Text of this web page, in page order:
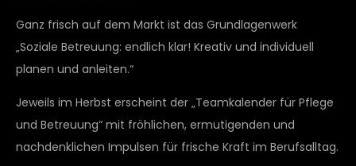
Ganz frisch auf dem Markt ist das Grundlagenwerk
„Soziale Betreuung: endlich klar! Kreativ und individuell
planen und anleiten.“
Jeweils im Herbst erscheint der „Teamkalender für Pflege
und Betreuung“ mit fröhlichen, ermutigenden und
nachdenklichen Impulsen für frische Kraft im Berufsalltag.